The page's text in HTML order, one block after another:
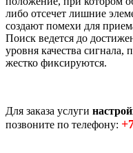
либо отсечет лишние
создают помехи для
Поиск ведется до
уровня качества сигнала,
жестко фиксируются.
Для заказа услуги
позвоните по телефону: